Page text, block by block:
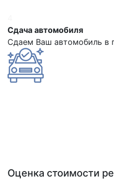
Сдача автомобиля
Сдаем Ваш автомобиль в
Оценка стоимости